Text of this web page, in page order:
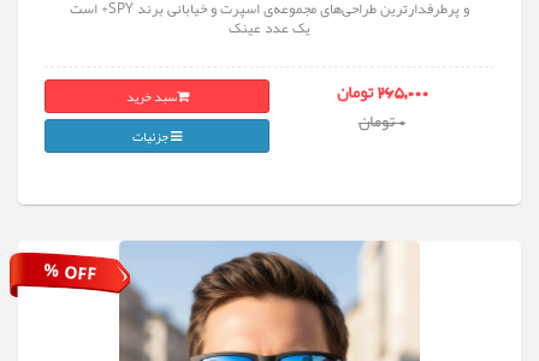
و پرطرفدارترین طراحی‌های مجموعه‌ی اسپرت و خیابانی برند SPY+ است
یک عدد عینک
265,000 تومان
0 تومان
سبد خرید
جزئیات
% OFF